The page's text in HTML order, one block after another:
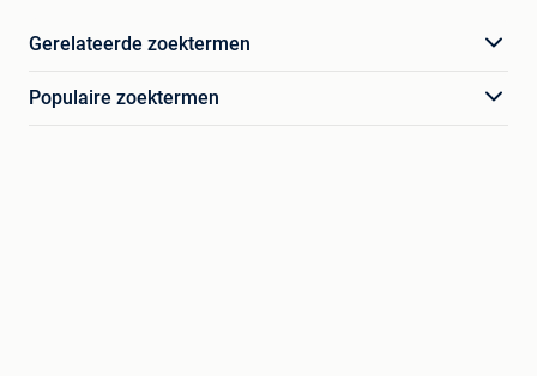
Gerelateerde zoektermen
Populaire zoektermen